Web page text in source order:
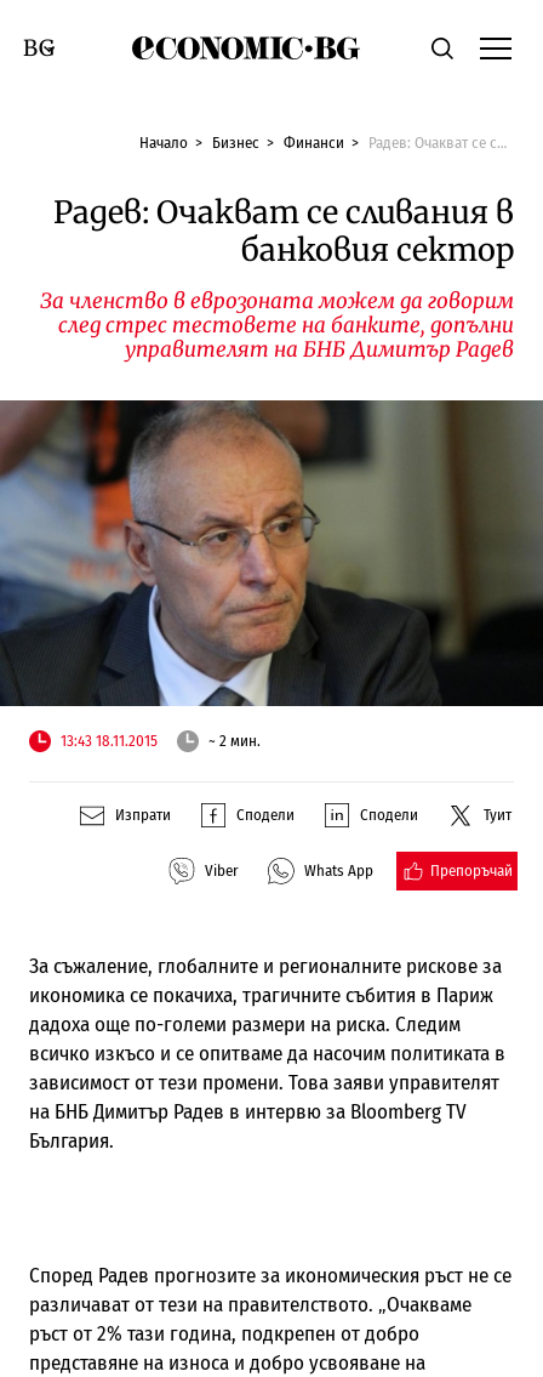
Economic.bgТърсене
Смяна на език
Начало Бизнес Финанси Радев: Очакват се сливания в банковия сектор
Радев: Очакват се сливания в
банковия сектор
За членство в еврозоната можем да говорим
след стрес тестовете на банките, допълни
управителят на БНБ Димитър Радев
13:43 18.11.2015 ~ 2 мин.
Изпрати Сподели Сподели Туит
Viber Whats App Препоръчай
За съжаление, глобалните и регионалните рискове за
икономика се покачиха, трагичните събития в Париж
дадоха още по-големи размери на риска. Следим
всичко изкъсо и се опитваме да насочим политиката в
зависимост от тези промени. Това заяви управителят
на БНБ Димитър Радев в интервю за Bloomberg TV
България.
Според Радев прогнозите за икономическия ръст не се
различават от тези на правителството. „Очакваме
ръст от 2% тази година, подкрепен от добро
представяне на износа и добро усвояване на